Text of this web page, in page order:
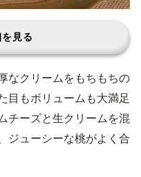
見る
なクリームをもちもちの
目もボリュームも大満足
チーズと生クリームを混
ジューシーな桃がよく合